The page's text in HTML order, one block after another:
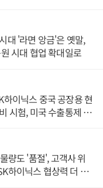
대 '라면 앙금'은 옛말,
시대 협업 확대일로
이닉스 중국 공장용 현
시험, 미국 수출통제 대
량도 '품절', 고객사 위
하이닉스 협상력 더 키